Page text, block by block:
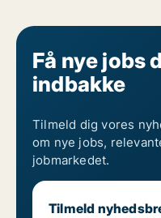
Få nye jobs
indbakke
Tilmeld dig vores
om nye jobs,
jobmarkedet.
Tilmeld